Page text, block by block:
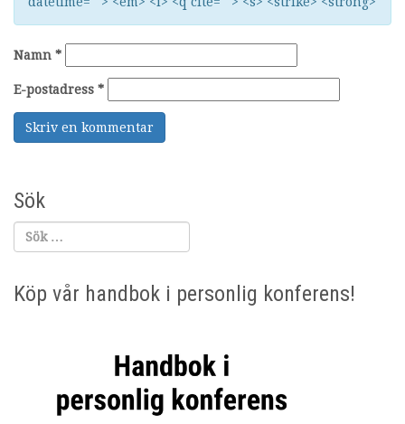
Namn *
E-postadress *
Sök
Köp vår handbok i personlig konferens!